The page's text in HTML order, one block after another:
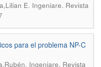
E. Ingeniare. Revista
para el problema NP-C
. Ingeniare. Revista